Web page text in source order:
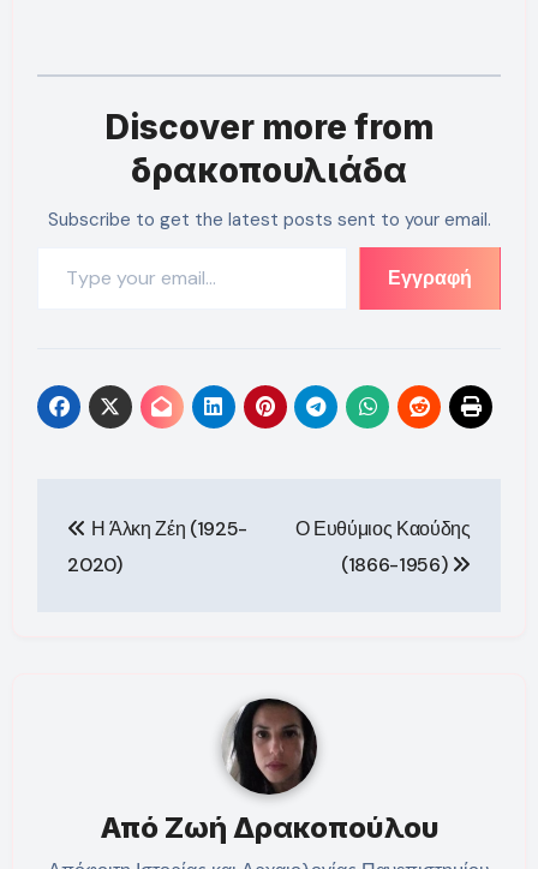
Discover more from
δρακοπουλιάδα
Subscribe to get the latest posts sent to your email.
Εγγραφή
άρθρων
Η Άλκη Ζέη (1925-
2020)
Ο Ευθύμιος Καούδης
(1866-1956)
Από Ζωή Δρακοπούλου